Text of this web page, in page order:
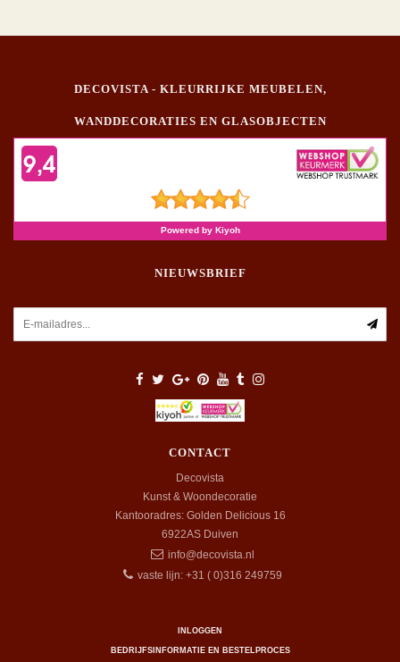
DECOVISTA - KLEURRIJKE MEUBELEN,
WANDDECORATIES EN GLASOBJECTEN
NIEUWSBRIEF
CONTACT
Decovista
Kunst & Woondecoratie
Kantooradres: Golden Delicious 16
6922AS Duiven
info@decovista.nl
vaste lijn: +31 ( 0)316 249759
INLOGGEN
BEDRIJFSINFORMATIE EN BESTELPROCES